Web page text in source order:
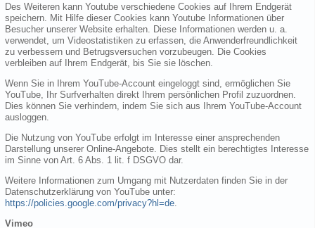
Des Weiteren kann Youtube verschiedene Cookies auf Ihrem Endgerät
speichern. Mit Hilfe dieser Cookies kann Youtube Informationen über
Besucher unserer Website erhalten. Diese Informationen werden u. a.
verwendet, um Videostatistiken zu erfassen, die Anwenderfreundlichkeit
zu verbessern und Betrugsversuchen vorzubeugen. Die Cookies
verbleiben auf Ihrem Endgerät, bis Sie sie löschen.
Wenn Sie in Ihrem YouTube-Account eingeloggt sind, ermöglichen Sie
YouTube, Ihr Surfverhalten direkt Ihrem persönlichen Profil zuzuordnen.
Dies können Sie verhindern, indem Sie sich aus Ihrem YouTube-Account
ausloggen.
Die Nutzung von YouTube erfolgt im Interesse einer ansprechenden
Darstellung unserer Online-Angebote. Dies stellt ein berechtigtes Interesse
im Sinne von Art. 6 Abs. 1 lit. f DSGVO dar.
Weitere Informationen zum Umgang mit Nutzerdaten finden Sie in der
Datenschutzerklärung von YouTube unter:
https://policies.google.com/privacy?hl=de
Vimeo